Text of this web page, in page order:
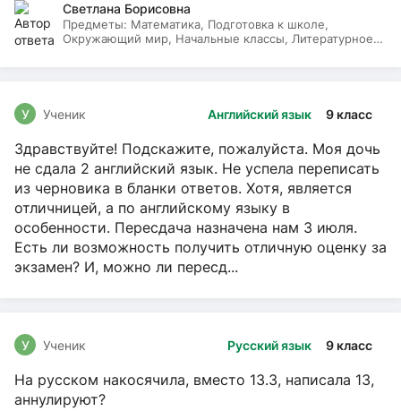
Светлана Борисовна
Предметы: Математика, Подготовка к школе,
Окружающий мир, Начальные классы, Литературное
Английский язык 9 класс
У Ученик
Здравствуйте! Подскажите, пожалуйста. Моя дочь
не сдала 2 английский язык. Не успела переписать
из черновика в бланки ответов. Хотя, является
отличницей, а по английскому языку в
особенности. Пересдача назначена нам 3 июля.
Есть ли возможность получить отличную оценку за
экзамен? И, можно ли пересд...
Русский язык 9 класс
У Ученик
На русском накосячила, вместо 13.3, написала 13,
аннулируют?